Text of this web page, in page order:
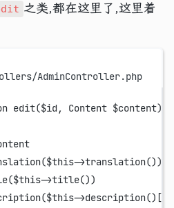
之类,都在这里了,这里着
AdminController.php
edit($id, Content $content)
($this->translation())
($this->title())
($this->description()[